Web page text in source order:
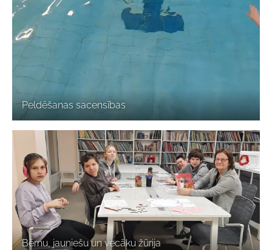
Peldēšanas sacensības
Bērnu, jauniešu un vecāku žūrija